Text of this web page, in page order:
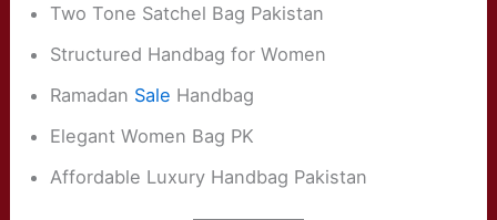
Two Tone Satchel Bag Pakistan
Structured Handbag for Women
Ramadan Sale Handbag
Elegant Women Bag PK
Affordable Luxury Handbag Pakistan